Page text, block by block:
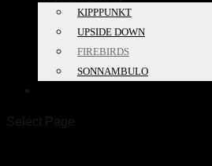
KIPPPUNKT
UPSIDE DOWN
FIREBIRDS
SONNAMBULO
Select Page